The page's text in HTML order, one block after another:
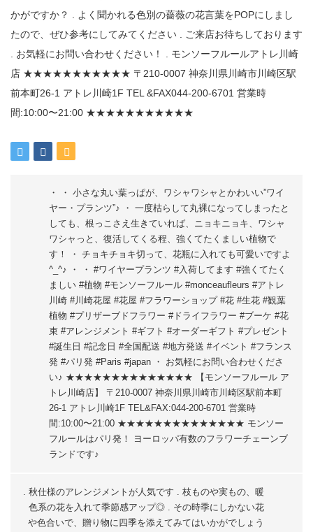
・ ・ 小さな丸い葉っぱが、ワシャワシャとかわいい”ワイ
ヤー・プランツ”♪ ・ 一度枯らして丸裸になってしまったと
しても、根っこさえ生きていれば、ニョキニョキ、ワシャ
ワシャっと、復活してくる程、強くてたくましい植物で
す！ ・ チョキチョキ切って、花瓶に入れても可愛いですよ
^_^♪ ・ ・ #ワイヤープランツ #入荷してます #強くてたく
ましい #植物 #モンソーフルール #monceaufleurs #アトレ
川崎 #川崎花屋 #花屋 #フラワーショップ #花 #生花 #観葉
植物 #プリザーブドフラワー #ドライフラワー #ブーケ #花
束 #アレンジメント #ギフト #オーダーギフト #プレゼント
#誕生日 #記念日 #全国配送 #地方発送 #イベント #フランス
発 #パリ発 #Paris #japan ・ お気軽にお問い合わせくださ
い♪ ★★★★★★★★★★★★★★ 【モンソーフルール ア
トレ川崎店】 〒210-0007 神奈川県川崎市川崎区駅前本町
26-1 アトレ川崎1F TEL&FAX:044-200-6701 営業時
間:10:00〜21:00 ★★★★★★★★★★★★★★ モンソー
フルールはパリ発！ ヨーロッパ有数のフラワーチェーンブ
ランドです♪
. 秋仕様のアレンジメントが人気です . 枝ものや実もの、暖
色系の花を入れて季節感アップ◎ . その時季にしかない花
や色合いで、贈り物に四季を添えてみてはいかがでしょう